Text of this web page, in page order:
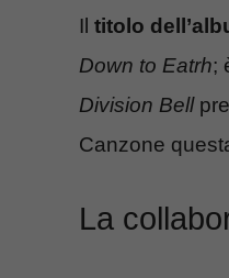
Il titolo
Down to Eatrh;
Division Bell
Canzone
La